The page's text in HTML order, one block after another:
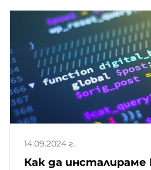
14.09.2024 г.
Как да инсталираме